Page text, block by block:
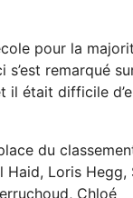
pour la
s’est remarqué
il était difficile
du
Haid, Loris Hegg,
Chloé